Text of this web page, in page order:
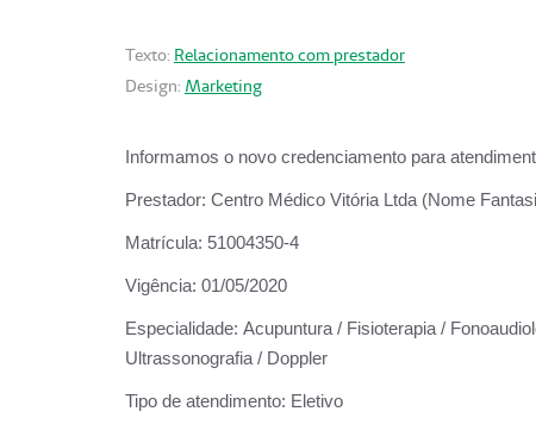
Texto: Relacionamento com prestador
Design: Marketing
Informamos o novo credenciamento para
Prestador: Centro Médico Vitória Ltda (Nome
Matrícula: 51004350-4
Vigência: 01/05/2020
Especialidade: Acupuntura / Fisioterapia /
Ultrassonografia / Doppler
Tipo de atendimento: Eletivo